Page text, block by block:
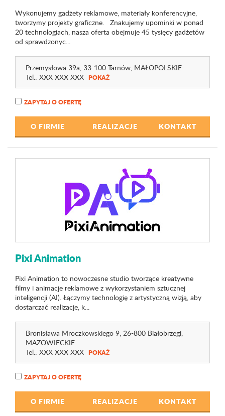
Wykonujemy gadżety reklamowe, materiały konferencyjne,
tworzymy projekty graficzne. Znakujemy upominki w ponad
20 technologiach, nasza oferta obejmuje 45 tysięcy gadżetów
od sprawdzonyc...
Przemysłowa 39a, 33-100 Tarnów, MAŁOPOLSKIE
Tel.: XXX XXX XXX POKAŻ
ZAPYTAJ O OFERTĘ
O FIRMIE REALIZACJE KONTAKT
Pixi Animation
Pixi Animation to nowoczesne studio tworzące kreatywne
filmy i animacje reklamowe z wykorzystaniem sztucznej
inteligencji (AI). Łączymy technologię z artystyczną wizją, aby
dostarczać realizacje, k...
Bronisława Mroczkowskiego 9, 26-800 Białobrzegi,
MAZOWIECKIE
Tel.: XXX XXX XXX POKAŻ
ZAPYTAJ O OFERTĘ
O FIRMIE REALIZACJE KONTAKT